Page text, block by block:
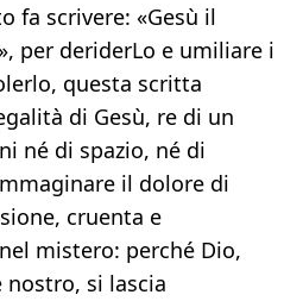
fa scrivere: «Gesù il
per deriderLo e umiliare i
questa scritta
di Gesù, re di un
né di spazio, né di
il dolore di
cruenta e
mistero: perché Dio,
si lascia